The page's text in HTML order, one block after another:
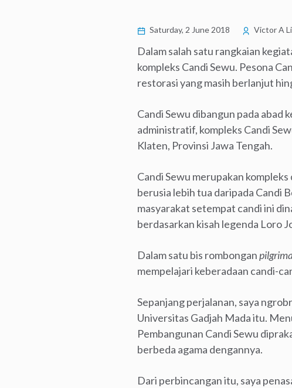
Saturday, 2 June 2018 Victor A
Dalam salah satu rangkaian
kompleks Candi Sewu. Pesona
restorasi yang masih berlanjut
Candi Sewu dibangun pada abad
administratif, kompleks Candi
Klaten, Provinsi Jawa Tengah.
Candi Sewu merupakan
berusia lebih tua daripada Candi
masyarakat setempat candi ini
berdasarkan kisah legenda Loro
Dalam satu bis rombongan
mempelajari keberadaan candi-
Sepanjang perjalanan, saya
Universitas Gadjah Mada itu.
Pembangunan Candi Sewu
berbeda agama dengannya.
Dari perbincangan itu, saya